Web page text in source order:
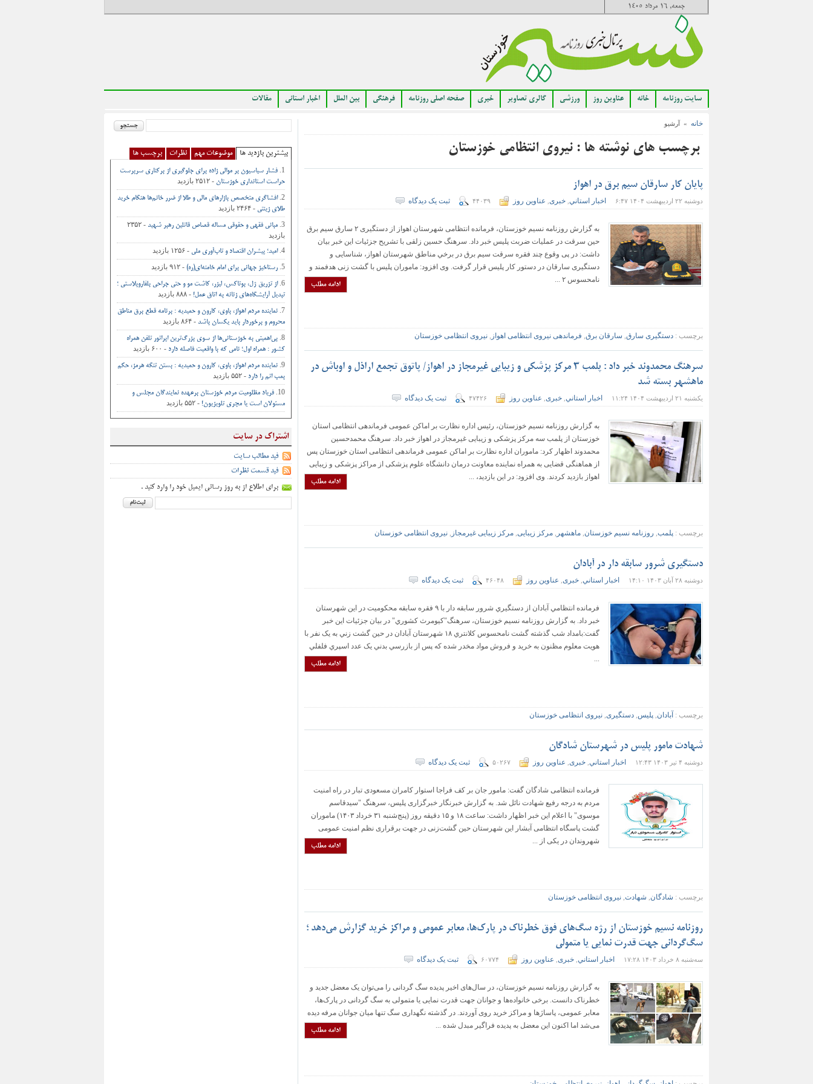
جمعه, ۱۶ مرداد ۱۴۰۵
سایت روزنامه خانه عناوین روز ورزشی گالری تصاویر خبری صفحه اصلی روزنامه فرهنگی بین الملل اخبار استانی مقالات
خانه » آرشیو
برچسب های نوشته ها : نیروی انتظامی خوزستان
پایان کار سارقان سیم برق در اهواز
دوشنبه ۲۲ اردیبهشت ۱۴۰۴ ۶:۴۷ اخبار استاني خبری عناوین روز ۴۴۰۳۹ ثبت یک دیدگاه
به گزارش روزنامه نسیم خوزستان، فرمانده انتظامی شهرستان اهواز از دستگيری ۲ سارق سيم برق
حين سرقت در عمليات ضربت پليس خبر داد. سرهنگ حسين زلقی با تشريح جزئيات اين خبر بيان
داشت: در پی وقوع چند فقره سرقت سيم برق در برخي مناطق شهرستان اهواز، شناسايی و
دستگيری سارقان در دستور کار پليس قرار گرفت. وی افزود: ماموران پليس با گشت زنی هدفمند و
نامحسوس ۲ ...
ادامه مطلب
برچسب : دستگیری سارق, سارقان برق, فرماندهی نیروی انتظامی اهواز , نیروی انتظامی خوزستان
سرهنگ محمدوند خبر داد : پلمب ۳ مرکز پزشکی و زیبایی غیرمجاز در اهواز/ پاتوق تجمع اراذل و اوباش در
ماهشهر بسته شد
یکشنبه ۲۱ اردیبهشت ۱۴۰۴ ۱۱:۲۴ اخبار استاني خبری عناوین روز ۴۷۴۲۶ ثبت یک دیدگاه
به گزارش روزنامه نسیم خوزستان، رئیس اداره نظارت بر اماکن عمومی فرماندهی انتظامی استان
خوزستان از پلمب سه مرکز پزشکی و زیبایی غیرمجاز در اهواز خبر داد. سرهنگ محمدحسین
محمدوند اظهار کرد: ماموران اداره نظارت بر اماکن عمومی فرماندهی انتظامی استان خوزستان پس
از هماهنگی قضایی به همراه نماینده معاونت درمان دانشگاه علوم پزشکی از مراکز پزشکی و زیبایی
اهواز بازدید کردند. وی افزود: در این بازدید، ...
ادامه مطلب
برچسب : پلمب, روزنامه نسیم خوزستان, ماهشهر , مرکز زیبایی, مرکز زیبایی غیرمجاز , نیروی انتظامی خوزستان
دستگیری شرور سابقه دار در آبادان
دوشنبه ۲۸ آبان ۱۴۰۳ ۱۴:۱۰ اخبار استاني خبری عناوین روز ۴۶۰۴۸ ثبت یک دیدگاه
فرمانده انتظامي آبادان از دستگيري شرور سابقه دار با ۹ فقره سابقه محکوميت در اين شهرستان
خبر داد. به گزارش روزنامه نسیم خوزستان، سرهنگ"کيومرث کشوري" در بيان جزئيات اين خبر
گفت:بامداد شب گذشته گشت نامحسوس کلانتري ۱۸ شهرستان آبادان در حين گشت زني به يک نفر با
هويت معلوم مظنون به خريد و فروش مواد مخدر شده که پس از بازرسي بدني يک عدد اسپري فلفلي
...
ادامه مطلب
برچسب : آبادان, پلیس, دستگیری, نیروی انتظامی خوزستان
شهادت مامور پلیس در شهرستان شادگان
دوشنبه ۴ تیر ۱۴۰۳ ۱۲:۴۳ اخبار استاني خبری عناوین روز ۵۰۲۶۷ ثبت یک دیدگاه
فرمانده انتظامی شادگان گفت: مامور جان بر کف فراجا استوار کامران مسعودی تبار در راه امنیت
مردم به درجه رفیع شهادت نائل شد. به گزارش خبرنگار خبرگزاری پلیس، سرهنگ "سیدقاسم
موسوی" با اعلام این خبر اظهار داشت: ساعت ۱۸ و ۱۵ دقیقه روز (پنج‌شنبه ۳۱ خرداد ۱۴۰۳) ماموران
گشت پاسگاه انتظامی آبشار این شهرستان حین گشت‌زنی در جهت برقراری نظم امنیت عمومی
شهروندان در یکی از ...
ادامه مطلب
برچسب : شادگان, شهادت, نیروی انتظامی خوزستان
روزنامه نسیم خوزستان از رژه سگ‌های فوق خطرناک در پارک‌ها، معابر عمومی و مراکز خرید گزارش می‌دهد ؛
سگ‌گردانی جهت قدرت نمایی یا متمولی
سه‌شنبه ۸ خرداد ۱۴۰۳ ۱۷:۲۸ اخبار استاني خبری عناوین روز ۶۰۷۷۴ ثبت یک دیدگاه
به گزارش روزنامه نسیم خوزستان، در سال‌های اخیر پدیده سگ گردانی را می‌توان یک معضل جدید و
خطرناک دانست. برخی خانواده‌ها و جوانان جهت قدرت نمایی یا متمولی به سگ گردانی در پارک‌ها،
معابر عمومی، پاساژها و مراکز خرید روی آوردند. در گذشته نگهداری سگ تنها میان جوانان مرفه دیده
می‌شد اما اکنون این معضل به پدیده فراگیر مبدل شده ...
ادامه مطلب
بیشترین بازدید ها موضوعات مهم نظرات برچسب ها
فشار سیاسیون بر موالی زاده برای جلوگیری از برکناری سرپرست
حراست استانداری خوزستان - ۲۵۱۲ بازدید
افشاگری متخصص بازارهای مالی و طلا از ضرر خانم‌ها هنگام خرید
طلای زینتی - ۲۴۶۴ بازدید
مبانی فقهی و حقوقی مساله قصاص قاتلین رهبر شهید
- ۲۳۵۲
بازدید
امید؛ پیشران اقتصاد و تاب‌آوری ملی - ۱۲۵۶ بازدید
رستاخیز جهانی برای امام خامنه‌ای(ره) - ۹۱۲ بازدید
از تزریق ژل، بوتاکس، لیزر، کاشت مو و حتی جراحی‌ بلفاروپلاستی ؛
تبدیل آرایشگاه‌های زنانه به اتاق‌ عمل‌! - ۸۸۸ بازدید
نماینده مردم اهواز، باوی، کارون و حمیدیه : برنامه قطع برق مناطق
محروم و برخوردار باید یکسان باشد - ۸۶۴ بازدید
بی‌اهمیتی به خوزستانی‌ها از سوی بزرگ‌ترین اپراتور تلفن همراه
کشور : همراه اول؛ نامی که با واقعیت فاصله دارد - ۶۰۰ بازدید
نماینده مردم اهواز، باوی، کارون و حمیدیه : بستن تنگه هرمز، حکم
بمب اتم را دارد - ۵۵۲ بازدید
فریاد مظلومیت مردم خوزستان برعهده نمایندگان مجلس و
مسئولان است یا مجری تلویزیون! - ۵۵۲ بازدید
اشتراک در سایت
فید مطالب سایت
فید قسمت نظرات
برای اطلاع از به روز رسانی ایمیل خود را وارد کنید .